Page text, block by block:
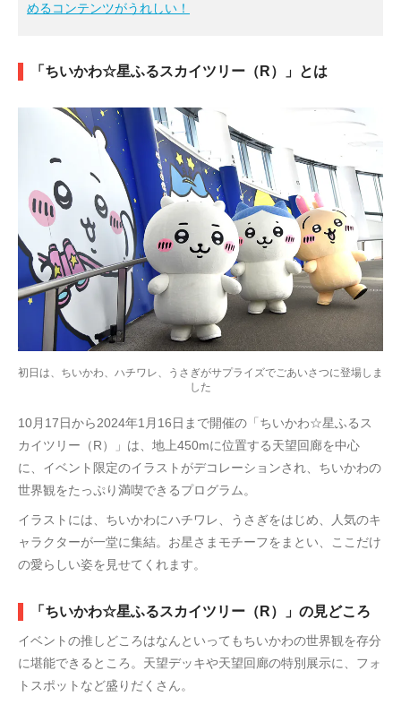
めるコンテンツがうれしい！
「ちいかわ☆星ふるスカイツリー（R）」とは
初日は、ちいかわ、ハチワレ、うさぎがサプライズでごあいさつに登場しま
した
10月17日から2024年1月16日まで開催の「ちいかわ☆星ふるス
カイツリー（R）」は、地上450mに位置する天望回廊を中心
に、イベント限定のイラストがデコレーションされ、ちいかわの
世界観をたっぷり満喫できるプログラム。
イラストには、ちいかわにハチワレ、うさぎをはじめ、人気のキ
ャラクターが一堂に集結。お星さまモチーフをまとい、ここだけ
の愛らしい姿を見せてくれます。
「ちいかわ☆星ふるスカイツリー（R）」の見どころ
イベントの推しどころはなんといってもちいかわの世界観を存分
に堪能できるところ。天望デッキや天望回廊の特別展示に、フォ
トスポットなど盛りだくさん。